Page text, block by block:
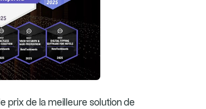
prix de la meilleure solution de